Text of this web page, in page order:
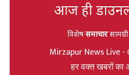
आज ही
विशेषसमाचार
Mirzapur News Live -
हर वक्त खबरों